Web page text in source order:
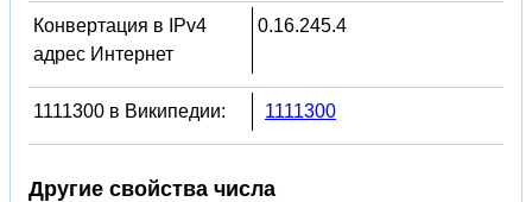
Конвертация в IPv4
адрес Интернет
0.16.245.4
1111300 в Википедии: 1111300
Другие свойства числа